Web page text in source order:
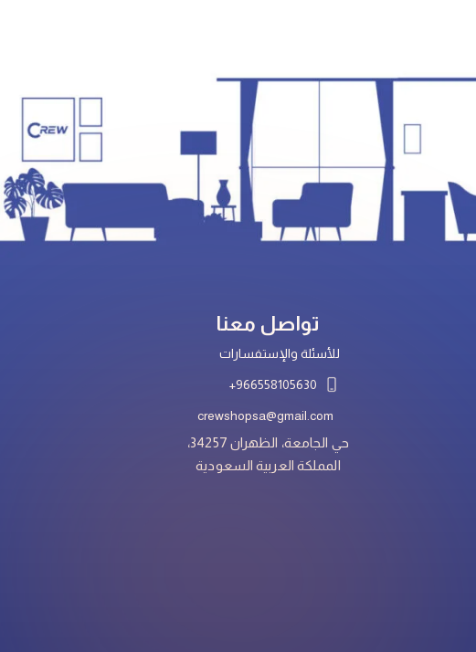
تواصل معنا
للأسئلة والإستفسارات
966558105630+
crewshopsa@gmail.com
حي الجامعة، الظهران 34257،
المملكة العربية السعودية